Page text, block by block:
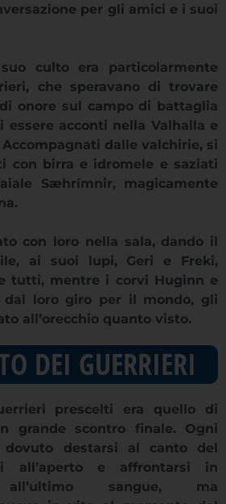
per gli amici e i suoi
culto era particolarmente
che speravano di trovare
onore sul campo di battaglia
essere acconti nella Valhalla e
Accompagnati dalle valchirie, si
con birra e idromele e saziati
Sæhrímnir, magicamente
con loro nella sala, dando il
ai suoi lupi, Geri e Freki,
tutti, mentre i corvi Huginn e
dal loro giro per il mondo, gli
all’orecchio quanto visto.
DEI GUERRIERI
prescelti era quello di
grande scontro finale. Ogni
dovuto destarsi al canto del
all’aperto e affrontarsi in
all’ultimo sangue, ma